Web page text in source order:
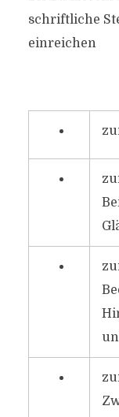
schriftliche
einreichen